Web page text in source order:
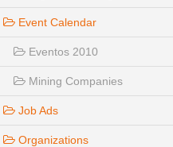
Event Calendar
Eventos 2010
Mining Companies
Job Ads
Organizations